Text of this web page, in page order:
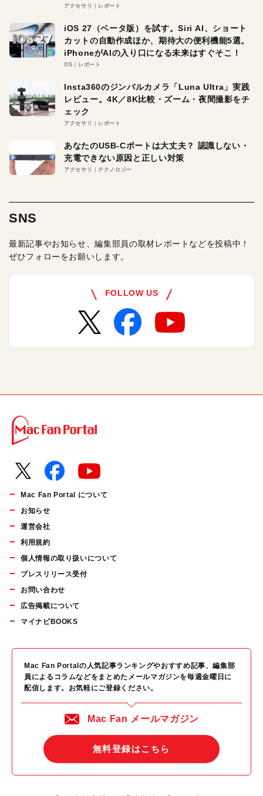
アクセサリ レポート
iOS 27（ベータ版）を試す。Siri AI、ショート
カットの自動作成ほか、期待大の便利機能5選。
iPhoneがAIの入り口になる未来はすぐそこ！
OS レポート
Insta360のジンバルカメラ「Luna Ultra」実践
レビュー。4K／8K比較・ズーム・夜間撮影をチ
ェック
アクセサリ レポート
あなたのUSB-Cポートは大丈夫？ 認識しない・
充電できない原因と正しい対策
アクセサリ テクノロジー
SNS
最新記事やお知らせ、編集部員の取材レポートなどを投稿中！
ぜひフォローをお願いします。
FOLLOW US
Mac Fan Portal について
お知らせ
運営会社
利用規約
個人情報の取り扱いについて
プレスリリース受付
お問い合わせ
広告掲載について
マイナビBOOKS
Mac Fan Portalの人気記事ランキングやおすすめ記事、編集部
員によるコラムなどをまとめたメールマガジンを毎週金曜日に
配信します。お気軽にご登録ください。
Mac Fan メールマガジン
無料登録はこちら